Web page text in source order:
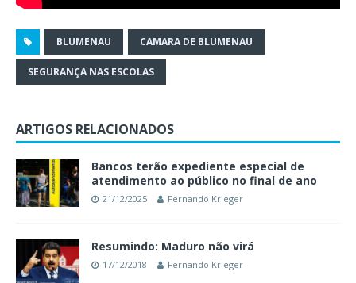
BLUMENAU CAMARA DE BLUMENAU
SEGURANÇA NAS ESCOLAS
ARTIGOS RELACIONADOS
Bancos terão expediente especial de
atendimento ao público no final de ano
21/12/2025 Fernando Krieger
Resumindo: Maduro não virá
17/12/2018 Fernando Krieger